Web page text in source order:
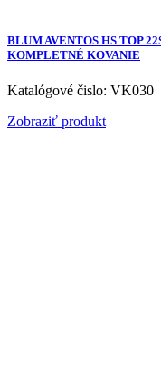
BLUM AVENTOS HS TOP
KOMPLETNÉ KOVANIE
Katalógové čislo: VK030
Zobraziť produkt